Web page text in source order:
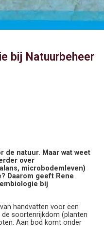
bij Natuurbeheer
de natuur. Maar wat weet
over
microbodemleven)
Daarom geeft Rene
bij
handvatten voor een
soortenrijkdom (planten
Aan bod komt onder